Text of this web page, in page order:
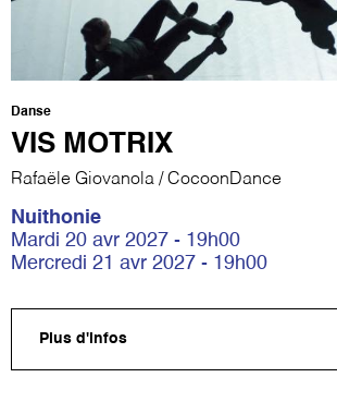
Danse
VIS MOTRIX
Rafaële Giovanola / CocoonDance
Nuithonie
Mardi 20 avr 2027 - 19h00
Mercredi 21 avr 2027 - 19h00
Plus d'infos